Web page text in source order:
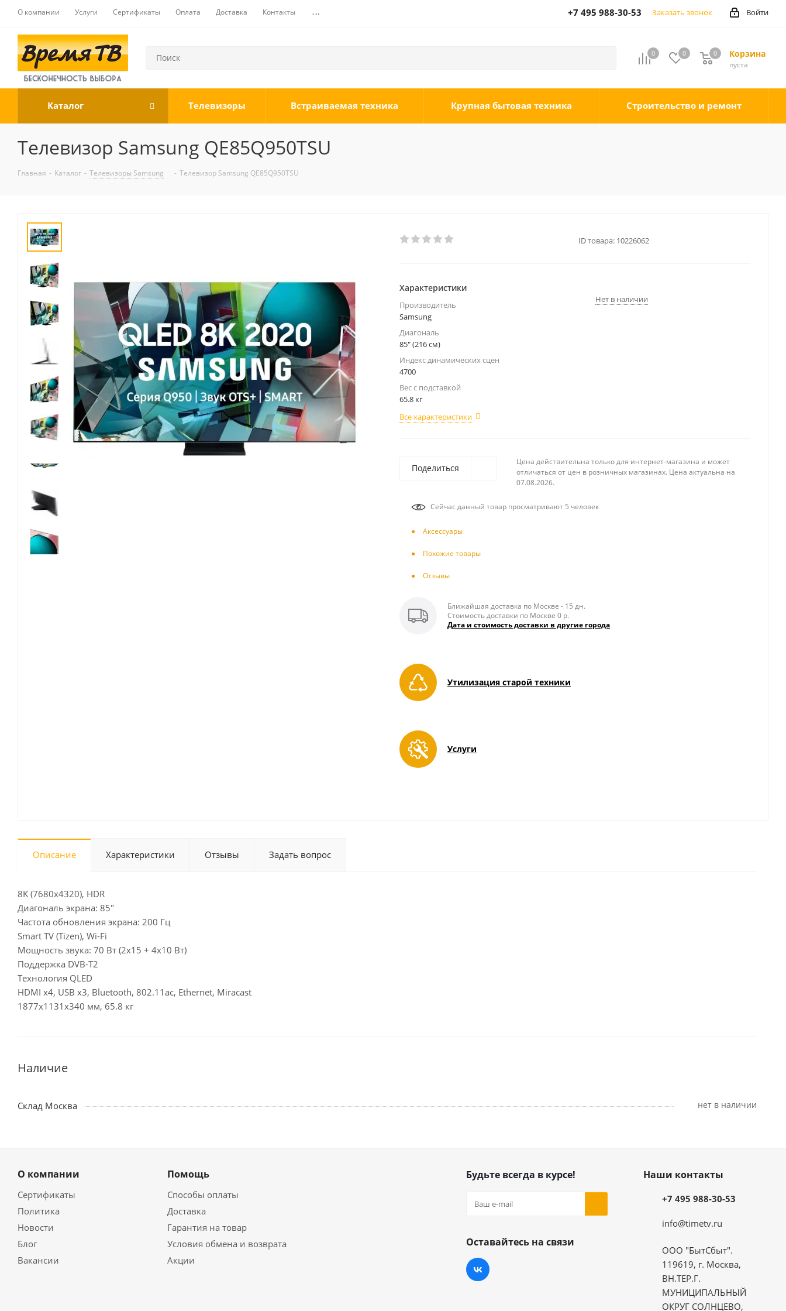
О компании Услуги Сертификаты Оплата Доставка Контакты ... Войти
+7 495 988-30-53 Заказать звонок
0 0 Корзина
0
пуста
0
Каталог Телевизоры Встраиваемая техника Крупная бытовая техника Строительство и ремонт
Телевизор Samsung QE85Q950TSU
Главная - Каталог - Телевизоры Samsung - Телевизор Samsung QE85Q950TSU
ID товара: 10226062
Характеристики
Производитель
Samsung
Диагональ
85" (216 см)
Индекс динамических сцен
4700
Вес с подставкой
65.8 кг
Все характеристики
Нет в наличии
Поделиться
Цена действительна только для интернет-магазина и может
отличаться от цен в розничных магазинах. Цена актуальна на
07.08.2026.
Сейчас данный товар просматривают 5 человек
Аксесcуары
Похожие товары
Отзывы
Ближайшая доставка по Москве - 15 дн.
Стоимость доставки по Москве 0 р.
Дата и стоимость доставки в другие города
Утилизация старой техники
Услуги
Описание Характеристики Отзывы Задать вопрос
8K (7680x4320), HDR
Диагональ экрана: 85"
Частота обновления экрана: 200 Гц
Smart TV (Tizen), Wi-Fi
Мощность звука: 70 Вт (2х15 + 4х10 Вт)
Поддержка DVB-T2
Технология QLED
HDMI x4, USB x3, Bluetooth, 802.11ac, Ethernet, Miracast
1877x1131x340 мм, 65.8 кг
Наличие
Склад Москва Нет в наличии
О компании
Сертификаты
Политика
Новости
Блог
Вакансии
Помощь
Способы оплаты
Доставка
Гарантия на товар
Условия обмена и возврата
Акции
Будьте всегда в курсе!
Оставайтесь на связи
Наши контакты
+7 495 988-30-53
info@timetv.ru
ООО "БытСбыт".
119619, г. Москва,
ВН.ТЕР.Г.
МУНИЦИПАЛЬНЫЙ
ОКРУГ СОЛНЦЕВО,